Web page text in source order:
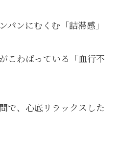
パンにむくむ「詰滞感」
こわばっている「血行不
で、心底リラックスした